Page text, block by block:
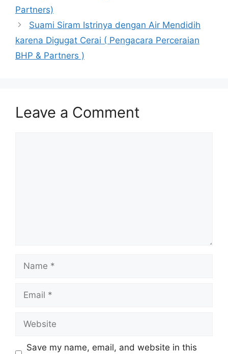
Partners)
Suami Siram Istrinya dengan Air Mendidih
karena Digugat Cerai ( Pengacara Perceraian
BHP & Partners )
Leave a Comment
Save my name, email, and website in this